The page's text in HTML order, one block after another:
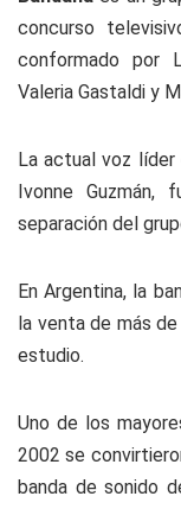
concurso
conformado por
Valeria Gastaldi y
La actual voz líder
Ivonne Guzmán,
separación del
En Argentina, la
la venta de más
estudio.
Uno de los
2002 se
banda de sonido